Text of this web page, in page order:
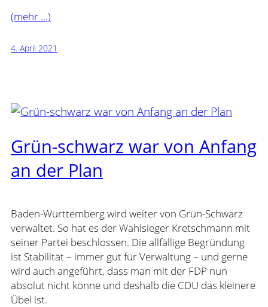
(mehr …)
4. April 2021
Grün-schwarz war von Anfang
an der Plan
Baden-Württemberg wird weiter von Grün-Schwarz
verwaltet. So hat es der Wahlsieger Kretschmann mit
seiner Partei beschlossen. Die allfällige Begründung
ist Stabilität – immer gut für Verwaltung – und gerne
wird auch angeführt, dass man mit der FDP nun
absolut nicht könne und deshalb die CDU das kleinere
Übel ist.